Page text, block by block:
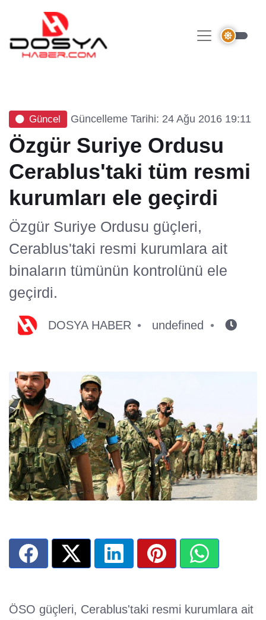
Güncel Güncelleme Tarihi: 24 Ağu 2016 19:11
Özgür Suriye Ordusu
Cerablus'taki tüm resmi
kurumları ele geçirdi
Özgür Suriye Ordusu güçleri,
Cerablus'taki resmi kurumlara ait
binaların tümünün kontrolünü ele
geçirdi.
DOSYA HABER undefined
ÖSO güçleri, Cerablus'taki resmi kurumlara ait